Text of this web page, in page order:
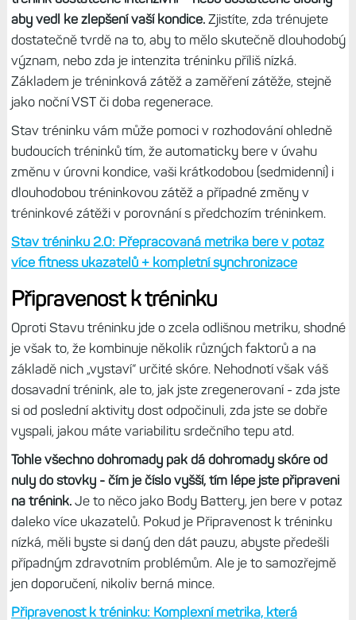
odpočinku. Regenerace je zcela zásadní, ale často
přehlížená součást tréninkového procesu. Během
regenerace se tělo adaptuje v reakci na trénink a probíhá
obnovení důležitých zásob.Nedostatek regenerace může
dokonce vést k tomu, že nezaznamenáte vůbec žádné
zlepšení kondice ani výkonu.
Hodinky po každém tréninku ukážou počet hodin, po
jejichž uplynutí budete zase zpátky na téměř stoprocentní
úrovni a budete moci absolvovat náročný trénink nebo
zaběhnout závod. To ale neznamená, že musíte ležet na
posteli a koukat na televizi. Doba regenerace ukazuje čas,
po který byste se měli vyhnout náročné, nikoliv lehké
Doba regenerace: Jak dlouho máte odpočívat po aktivitě.
Zásadní ukazatel dalších tréninkových metrik
Stav tréninku: Kombinovaná metrika
Tato kombinovaná metrika ukazuje, zda je váš aktuální
trénink dostatečně intenzivní – nebo dostatečně dlouhý –
aby vedl ke zlepšení vaší kondice.Zjistíte, zda trénujete
dostatečně tvrdě na to, aby to mělo skutečně dlouhodobý
význam, nebo zda je intenzita tréninku příliš nízká.
Základem je tréninková zátěž a zaměření zátěže, stejně
jako noční VST či doba regenerace.
Stav tréninku vám může pomoci v rozhodování ohledně
budoucích tréninků tím, že automaticky bere v úvahu
změnu v úrovni kondice, vaši krátkodobou (sedmidenní) i
dlouhodobou tréninkovou zátěž a případné změny v